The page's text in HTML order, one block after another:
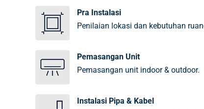
Pra Instalasi
Penilaian lokasi dan kebutuhan
Pemasangan Unit
Pemasangan unit indoor & outdoor.
Instalasi Pipa & Kabel